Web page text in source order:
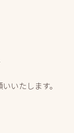
いたします。